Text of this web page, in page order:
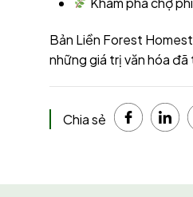
Bản Liền Forest
những giá trị văn hóa
Chia sẻ